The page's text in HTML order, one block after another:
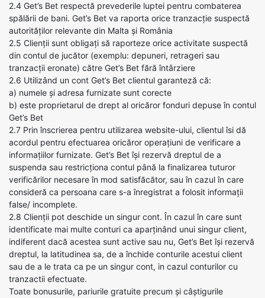
2.4 Get’s Bet respectă prevederile luptei pentru combaterea
spălării de bani. Get’s Bet va raporta orice tranzacție suspectă
autorităților relevante din Malta și România
2.5 Clienții sunt obligați să raporteze orice activitate suspectă
din contul de jucător (exemplu: depuneri, retrageri sau
tranzacții eronate) către Get’s Bet fără întârziere
2.6 Utilizând un cont Get’s Bet clientul garanteză că:
a) numele și adresa furnizate sunt corecte
b) este proprietarul de drept al oricăror fonduri depuse în contul
Get’s Bet
2.7 Prin înscrierea pentru utilizarea website-ului, clientul îsi dă
acordul pentru efectuarea oricăror operațiuni de verificare a
informațiilor furnizate. Get’s Bet își rezervă dreptul de a
suspenda sau restricționa contul până la finalizarea tuturor
verificărilor necesare în mod satisfăcător, sau în cazul în care
consideră ca persoana care s-a înregistrat a folosit informații
false/ incomplete.
2.8 Clienții pot deschide un singur cont. În cazul în care sunt
identificate mai multe conturi ca aparținând unui singur client,
indiferent dacă acestea sunt active sau nu, Get’s Bet își rezervă
dreptul, la latitudinea sa, de a închide conturile acestui client
sau de a le trata ca pe un singur cont, in cazul conturilor cu
tranzactii efectuate.
Toate bonusurile, pariurile gratuite precum și câștigurile